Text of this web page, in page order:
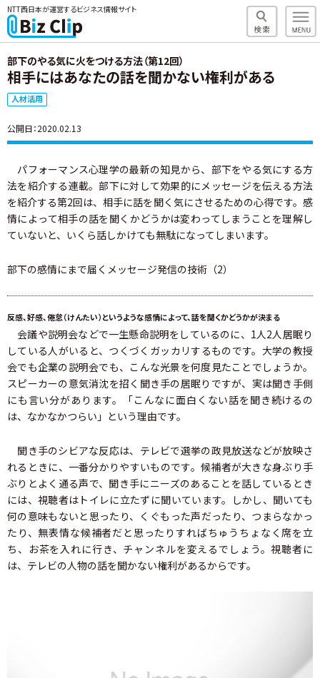
NTT西日本が運営するビジネス情報サイト
部下のやる気に火をつける方法（第12回）
相手にはあなたの話を聞かない権利がある
人材活用
公開日：2020.02.13
パフォーマンス心理学の最新の知見から、部下をやる気にする方
法を紹介する連載。部下に対して効果的にメッセージを伝える方法
を紹介する第2回は、相手に話を聞く気にさせるための心得です。感
情によって相手の話を聞くかどうかは変わってしまうことを理解し
ていないと、いくら話しかけても無駄になってしまいます。
部下の感情にまで届くメッセージ発信の技術（2）
反感、好感、倦怠（けんたい）というような感情によって、話を聞くかどうかが決まる
会議や説明会などで一生懸命説明をしているのに、1人2人居眠り
している人がいると、つくづくガッカリするものです。大学の教授
会でも企業の説明会でも、こんな光景を何度見たことでしょうか。
スピーカーの意気消沈を招く聞き手の居眠りですが、実は聞き手側
にも言い分があります。「こんなに面白くない話を聞き続けるの
は、なかなかつらい」という理由です。
聞き手のシビアな反応は、テレビで選挙の政見放送などが放映さ
れるときに、一番分かりやすいものです。候補者が大きな身ぶり手
ぶりとよく通る声で、聞き手にニーズのあることを話しているとき
には、視聴者はトイレに立たずに聞いています。しかし、聞いても
何の意味もないと思ったり、くぐもった声だったり、つまらなかっ
たり、無表情な候補者だと思ったりすればちゅうちょなく席を立
ち、お茶を入れに行き、チャンネルを変えるでしょう。視聴者に
は、テレビの人物の話を聞かない権利があるからです。